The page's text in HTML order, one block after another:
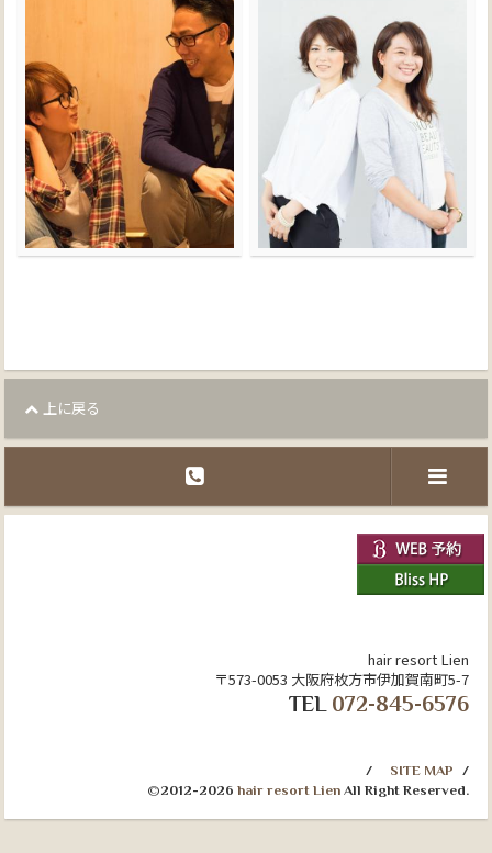
上に戻る
hair resort Lien
〒573-0053 大阪府枚方市伊加賀南町5-7
TEL 072-845-6576
SITE MAP
©2012-2026hair resort Lien All Right Reserved.